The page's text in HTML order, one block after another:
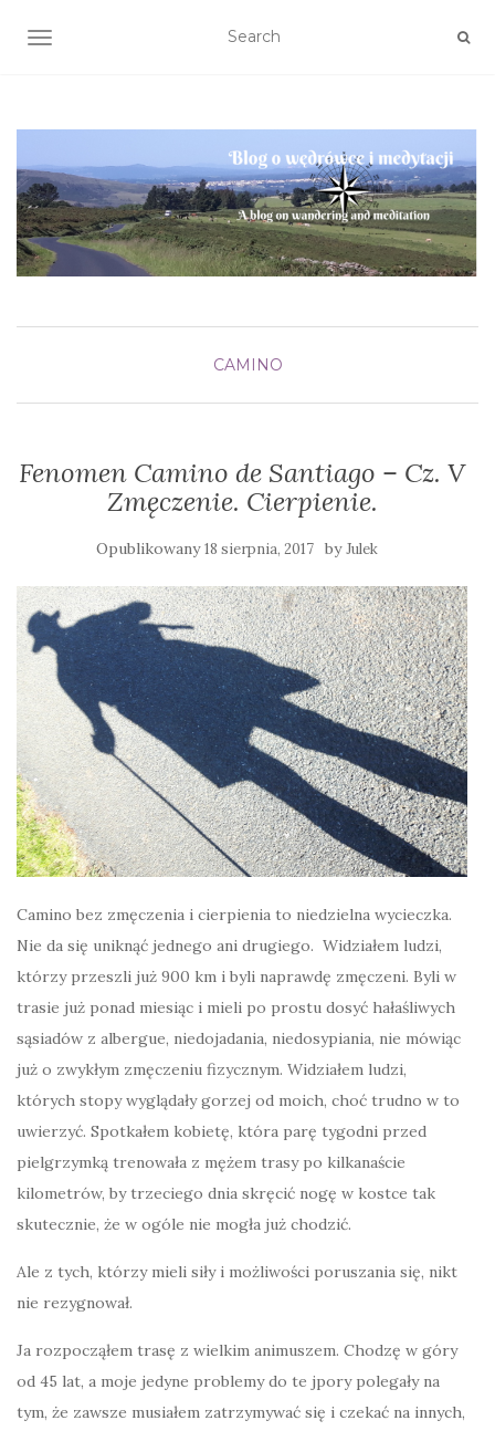
TOGGLE NAVIGATION
CAMINO
Fenomen Camino de Santiago – Cz. V
Zmęczenie. Cierpienie.
Opublikowany18 sierpnia, 2017 byJulek
Camino bez zmęczenia i cierpienia to niedzielna wycieczka.
Nie da się uniknąć jednego ani drugiego. Widziałem ludzi,
którzy przeszli już 900 km i byli naprawdę zmęczeni. Byli w
trasie już ponad miesiąc i mieli po prostu dosyć hałaśliwych
sąsiadów z albergue, niedojadania, niedosypiania, nie mówiąc
już o zwykłym zmęczeniu fizycznym. Widziałem ludzi,
których stopy wyglądały gorzej od moich, choć trudno w to
uwierzyć. Spotkałem kobietę, która parę tygodni przed
pielgrzymką trenowała z mężem trasy po kilkanaście
kilometrów, by trzeciego dnia skręcić nogę w kostce tak
skutecznie, że w ogóle nie mogła już chodzić.
Ale z tych, którzy mieli siły i możliwości poruszania się, nikt
nie rezygnował.
Ja rozpocząłem trasę z wielkim animuszem. Chodzę w góry
od 45 lat, a moje jedyne problemy do te jpory polegały na
tym, że zawsze musiałem zatrzymywać się i czekać na innych,